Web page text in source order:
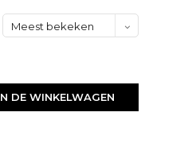
Meest bekeken
DE WINKELWAGEN